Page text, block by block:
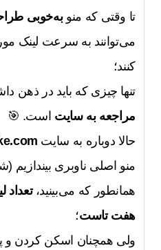
تا وقتی که منوبه‌خوبی
می‌توانند به سرعت لینک
کنند؛
تنها چیزی که باید در ذهن
مراجعه به سایت است. 🎯
حالا دوباره به سایت
منو اصلی ناوبری بیندازیم
همانطور که می‌بینید،تعداد
هفت تاست؛
ولی همچنان اسکن کردن و